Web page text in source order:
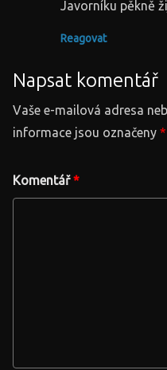
Javorníku pěkně
Reagovat
Napsat komentář
Vaše e-mailová adresa
informace jsou označeny *
Komentář*